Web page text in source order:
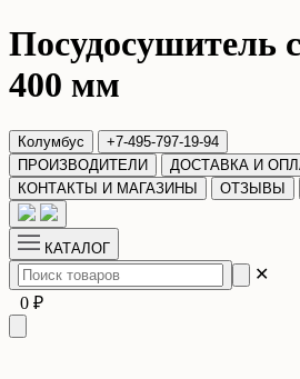
Посудосушитель
400 мм
Колумбус
+7-495-797-19-94
ПРОИЗВОДИТЕЛИ
ДОСТАВКА И
КОНТАКТЫ И МАГАЗИНЫ
ОТЗЫВЫ
КАТАЛОГ
✕
0 ₽